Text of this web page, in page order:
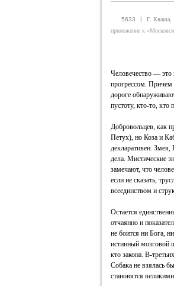
5633 |
Г. Кваша,
приложение к
Человечество — это
прогрессом.
дороге
пустоту, кто-то, кто
Добровольцев, как
Петух), но Коза и
декларативен.
дела. Мистические
замечают, что
если не сказать,
всеединством и
Остается
отчаянно и
не боится ни Бога,
истинный мозговой
кто закона. В-
Собака не взялась
становятся